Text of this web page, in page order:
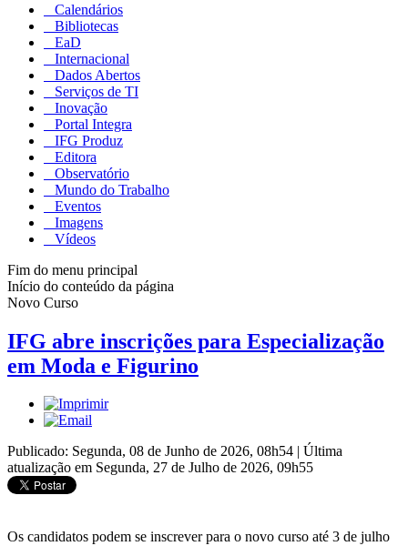
Calendários
Bibliotecas
EaD
Internacional
Dados Abertos
Serviços de TI
Inovação
Portal Integra
IFG Produz
Editora
Observatório
Mundo do Trabalho
Eventos
Imagens
Vídeos
Fim do menu principal
Início do conteúdo da página
Novo Curso
IFG abre inscrições para Especialização
em Moda e Figurino
Publicado: Segunda, 08 de Junho de 2026, 08h54 | Última
atualização em Segunda, 27 de Julho de 2026, 09h55
Os candidatos podem se inscrever para o novo curso até 3 de julho